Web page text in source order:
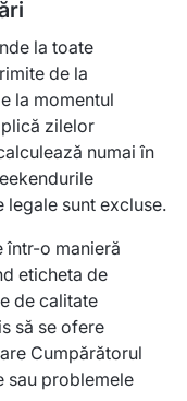
la toate
de la
la momentul
zilelor
numai în
legale sunt excluse.
într-o manieră
eticheta de
de calitate
să se ofere
Cumpărătorul
sau problemele